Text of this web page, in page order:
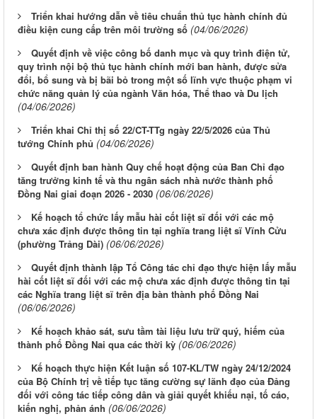
Triển khai hướng dẫn về tiêu chuẩn thủ tục hành chính đủ
điều kiện cung cấp trên môi trường số (04/06/2026)
Quyết định về việc công bố danh mục và quy trình điện tử,
quy trình nội bộ thủ tục hành chính mới ban hành, được sửa
đổi, bổ sung và bị bãi bỏ trong một số lĩnh vực thuộc phạm vi
chức năng quản lý của ngành Văn hóa, Thể thao và Du lịch
(04/06/2026)
Triển khai Chỉ thị số 22/CT-TTg ngày 22/5/2026 của Thủ
tướng Chính phủ (04/06/2026)
Quyết định ban hành Quy chế hoạt động của Ban Chỉ đạo
tăng trưởng kinh tế và thu ngân sách nhà nước thành phố
Đồng Nai giai đoạn 2026 - 2030 (06/06/2026)
Kế hoạch tổ chức lấy mẫu hài cốt liệt sĩ đối với các mộ
chưa xác định được thông tin tại nghĩa trang liệt sĩ Vĩnh Cửu
(phường Trảng Dài) (06/06/2026)
Quyết định thành lập Tổ Công tác chỉ đạo thực hiện lấy mẫu
hài cốt liệt sĩ đối với các mộ chưa xác định được thông tin tại
các Nghĩa trang liệt sĩ trên địa bàn thành phố Đồng Nai
(06/06/2026)
Kế hoạch khảo sát, sưu tầm tài liệu lưu trữ quý, hiếm của
thành phố Đồng Nai qua các thời kỳ (06/06/2026)
Kế hoạch thực hiện Kết luận số 107-KL/TW ngày 24/12/2024
của Bộ Chính trị về tiếp tục tăng cường sự lãnh đạo của Đảng
đối với công tác tiếp công dân và giải quyết khiếu nại, tố cáo,
kiến nghị, phản ánh (06/06/2026)